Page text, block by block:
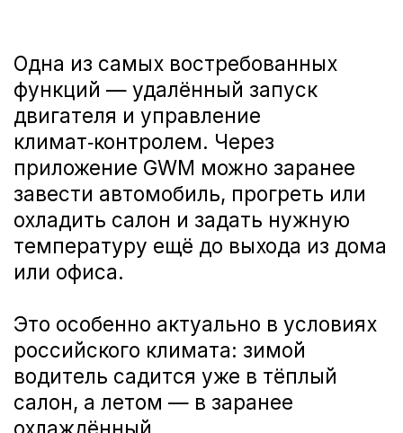
Помимо запуска двигателя, через
приложение доступны функции
управления центральным замком и
мониторинга ключевых статусов
автомобиля. Владельцу больше не
нужно переживать, заперт ли
автомобиль на парковке:
достаточно открыть приложение и
проверить состояние замков.
Система отображает ряд
параметров, включая как минимум
базовые статусы по автомобилю, а
приложение, фиксируются в
отдельной истории. Это
обеспечивает дополнительный
уровень контроля и прозрачности:
владелец видит, когда и какие
команды отправлялись на машину.